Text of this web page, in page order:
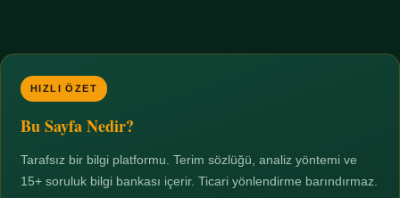
HIZLI ÖZET
Bu Sayfa Nedir?
Tarafsız bir bilgi platformu. Terim sözlüğü, analiz yöntemi ve
15+ soruluk bilgi bankası içerir. Ticari yönlendirme barındırmaz.